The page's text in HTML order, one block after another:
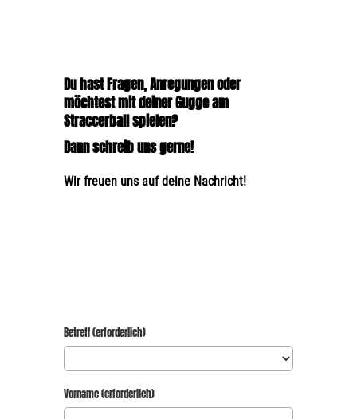
Du hast Fragen, Anregungen oder
möchtest mit deiner Gugge am
Straccerball spielen?
Dann schreib uns gerne!
Wir freuen uns auf deine Nachricht!
Betreff (erforderlich)
Vorname (erforderlich)